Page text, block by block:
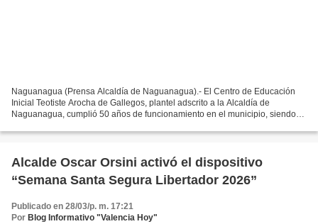
Naguanagua (Prensa Alcaldía de Naguanagua).- El Centro de Educación
Inicial Teotiste Arocha de Gallegos, plantel adscrito a la Alcaldía de
Naguanagua, cumplió 50 años de funcionamiento en el municipio, siendo
Alcalde Oscar Orsini activó el dispositivo
“Semana Santa Segura Libertador 2026”
Publicado en 28/03/p. m. 17:21
Por Blog Informativo "Valencia Hoy"